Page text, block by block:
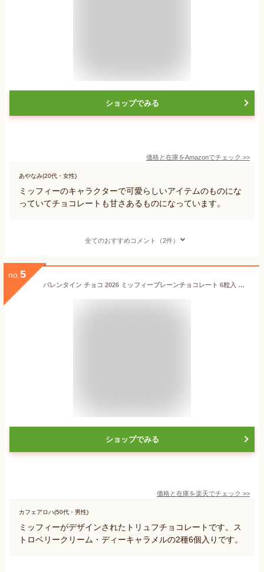
ショップでみる
価格と在庫をAmazonでチェック >>
あやなみ(20代・女性)
ミッフィーのキャラクターで可愛らしいアイテムのものにな
っていてチョコレートも甘さあるものになっています。
全てのおすすめコメント（2件）
no. 5
バレンタイン チョコ 2026 ミッフィープレーンチョコレート 6粒入 ディック・ブルーナ by モロゾフ ミッフィー バレンタイン 2026 チョコレート ギフト ミッフィー 本命 バレンタイン 2026 miffy かわいい チョコレート 友チョコ 小学生
ショップでみる
価格と在庫を楽天でチェック >>
カフェアロハ(50代・男性)
ミッフィーがデザインされたトリュフチョコレートです。ス
トロベリークリーム・ディーキャラメルの2種6個入りです。